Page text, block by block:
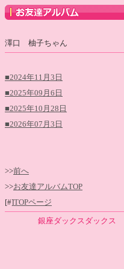
澤口 柚子ちゃん
■2024年11月3日
■2025年09月6日
■2025年10月28日
■2026年07月3日
>>前へ
>>お友達アルバムTOP
[#]TOPページ
銀座ダックスダックス